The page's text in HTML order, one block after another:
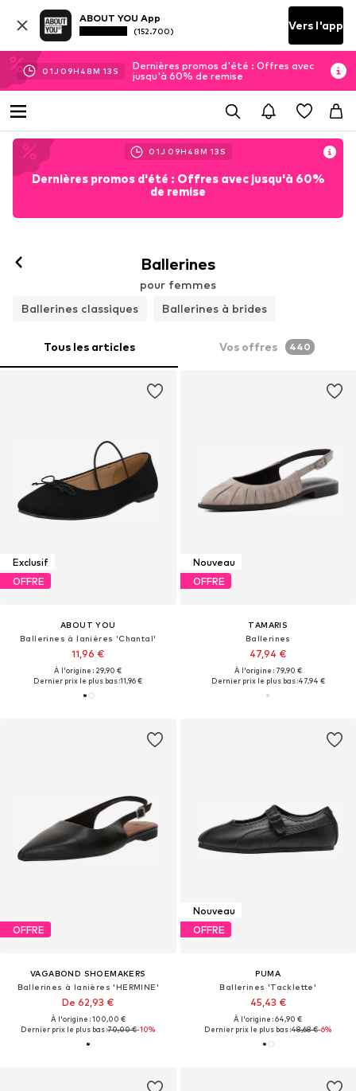
ABOUT YOU App
(152.700) Vers l'app
01J 09H 48M 11 S
Dernières promos d'été : Offres avec
jusqu'à 60% de remise
01J 09H 48M 11 S
Dernières promos d'été : Offres avec jusqu'à 60%
de remise
Ballerines
pour femmes
Ballerines classiques
Ballerines à brides
Tous les articles Vos offres 440
Exclusif
OFFRE
ABOUT YOU
Ballerines à lanières 'Chantal'
11,96 €
À l'origine : 29,90 €
Dernier prix le plus bas :11,96 €
Nouveau
OFFRE
TAMARIS
Ballerines
47,94 €
À l'origine : 79,90 €
Dernier prix le plus bas :47,94 €
OFFRE
VAGABOND SHOEMAKERS
Ballerines à lanières 'HERMINE'
De 62,93 €
À l'origine : 100,00 €
Dernier prix le plus bas :70,00 €-10%
Nouveau
OFFRE
PUMA
Ballerines 'Tacklette'
45,43 €
À l'origine : 64,90 €
Dernier prix le plus bas :48,68 €-6%